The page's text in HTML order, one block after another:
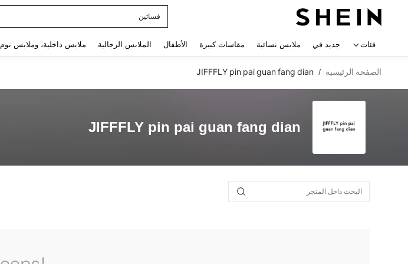
فساتين
فئات جديد في ملابس نسائية مقاسات كبيرة الأطفال الملابس الرجالية ملابس داخلية، وملابس نوم
الصفحة الرئيسية /
JIFFFLY pin pai guan fang dian
JIFFFLY pin pai guan fang dian